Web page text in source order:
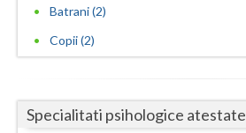
Tulcea
Vaslui
Batrani (2)
Copii (2)
Specialitati psihologice atestate